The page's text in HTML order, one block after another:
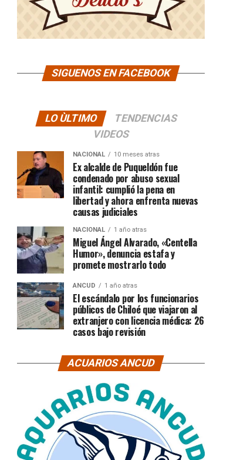
SIGUENOS EN FACEBOOK
LO ÙLTIMO
TENDENCIAS
VIDEOS
NACIONAL 10 meses atras
Ex alcalde de Puqueldón fue
condenado por abuso sexual
infantil: cumplió la pena en
libertad y ahora enfrenta nuevas
causas judiciales
NACIONAL 1 año atras
Miguel Ángel Alvarado, «Centella
Humor», denuncia estafa y
promete mostrarlo todo
ANCUD 1 año atras
El escándalo por los funcionarios
públicos de Chiloé que viajaron al
extranjero con licencia médica: 26
casos bajo revisión
ACUARIOS ANCUD